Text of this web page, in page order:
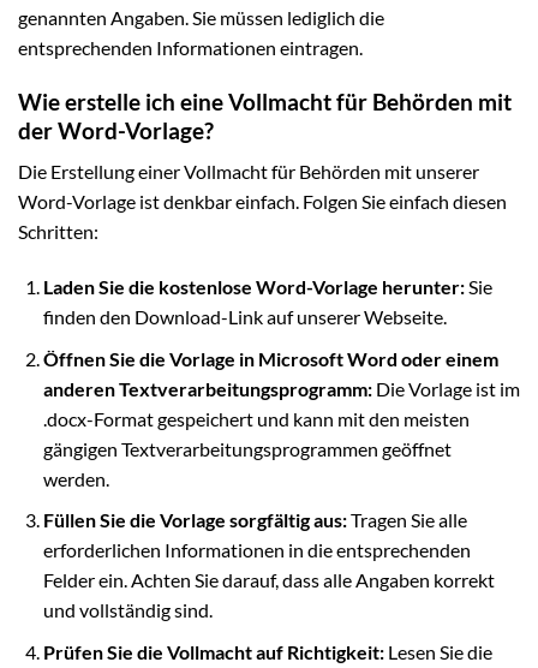
genannten Angaben. Sie müssen lediglich die
entsprechenden Informationen eintragen.
Wie erstelle ich eine Vollmacht für Behörden mit
der Word-Vorlage?
Die Erstellung einer Vollmacht für Behörden mit unserer
Word-Vorlage ist denkbar einfach. Folgen Sie einfach diesen
Schritten:
Laden Sie die kostenlose Word-Vorlage herunter:Sie
finden den Download-Link auf unserer Webseite.
Öffnen Sie die Vorlage in Microsoft Word oder einem
anderen Textverarbeitungsprogramm:Die Vorlage ist im
.docx-Format gespeichert und kann mit den meisten
gängigen Textverarbeitungsprogrammen geöffnet
werden.
Füllen Sie die Vorlage sorgfältig aus:Tragen Sie alle
erforderlichen Informationen in die entsprechenden
Felder ein. Achten Sie darauf, dass alle Angaben korrekt
und vollständig sind.
Prüfen Sie die Vollmacht auf Richtigkeit:Lesen Sie die